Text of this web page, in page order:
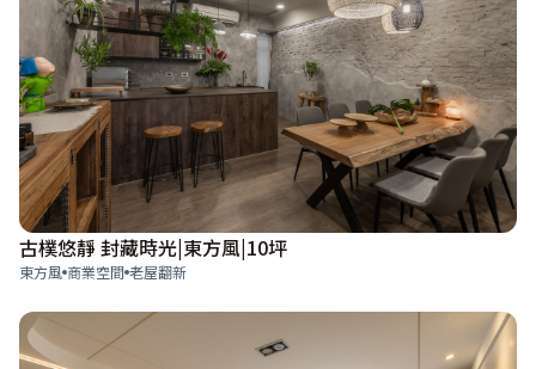
古樸悠靜 封藏時光|東方風|10坪
東方風 商業空間 老屋翻新